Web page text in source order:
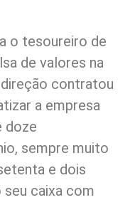
o tesoureiro de
de valores na
contratou
a empresa
doze
sempre muito
e dois
caixa com